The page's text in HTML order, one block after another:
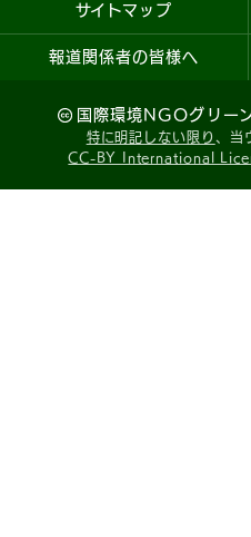
サイトマップ
報道関係者の皆様へ
国際環境NGOグリー
特に明記しない限り 、当
CC-BY International